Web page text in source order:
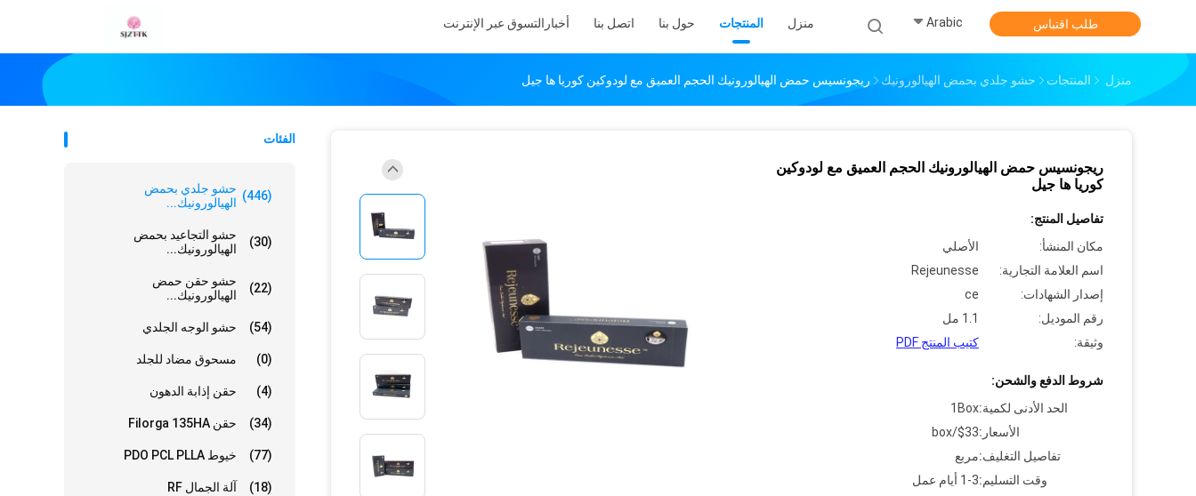
منزل المنتجات حول بنا اتصل بنا أخبار التسوق عبر الإنترنت Arabic طلب اقتباس
منزل المنتجات حشو جلدي بحمض الهيالورونيك ريجونسيس حمض الهيالورونيك الحجم العميق مع لودوكين كوريا ها جيل
الفئات
حشو جلدي بحمض
الهيالورونيك...
(446)
حشو التجاعيد بحمض
الهيالورونيك...
(30)
حشو حقن حمض
الهيالورونيك...
(22)
حشو الوجه الجلدي (54)
مسحوق مضاد للجلد (0)
حقن إذابة الدهون (4)
حقن Filorga 135HA (34)
خيوط PDO PCL PLLA (77)
آلة الجمال RF (18)
ريجونسيس حمض الهيالورونيك الحجم العميق مع لودوكين
كوريا ها جيل
تفاصيل المنتج:
مكان المنشأ:
الأصلي
اسم العلامة التجارية:
Rejeunesse
إصدار الشهادات:
ce
رقم الموديل:
1.1 مل
وثيقة:
كتيب المنتج PDF
شروط الدفع والشحن:
الحد الأدنى لكمية:1Box
الأسعار:$33/box
تفاصيل التغليف:مربع
وقت التسليم:1-3 أيام عمل